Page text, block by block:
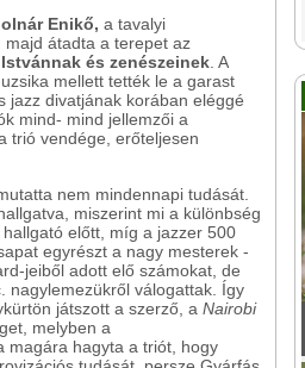
Enikő, a tavalyi
majd átadta a terepet az
és zenészeinek . A
mellett tették le a garast
jazz divatjának korában eléggé
mind- mind jellemzői a
trió vendége, erőteljesen
nem mindennapi tudását.
miszerint mi a különbség
előtt, míg a jazzer 500
egyrészt a nagy mesterek -
jeiből adott elő számokat, de
nagylemezükről válogattak. Így
játszott a szerző, a Nairobi
melyben a
magára hagyta a triót, hogy